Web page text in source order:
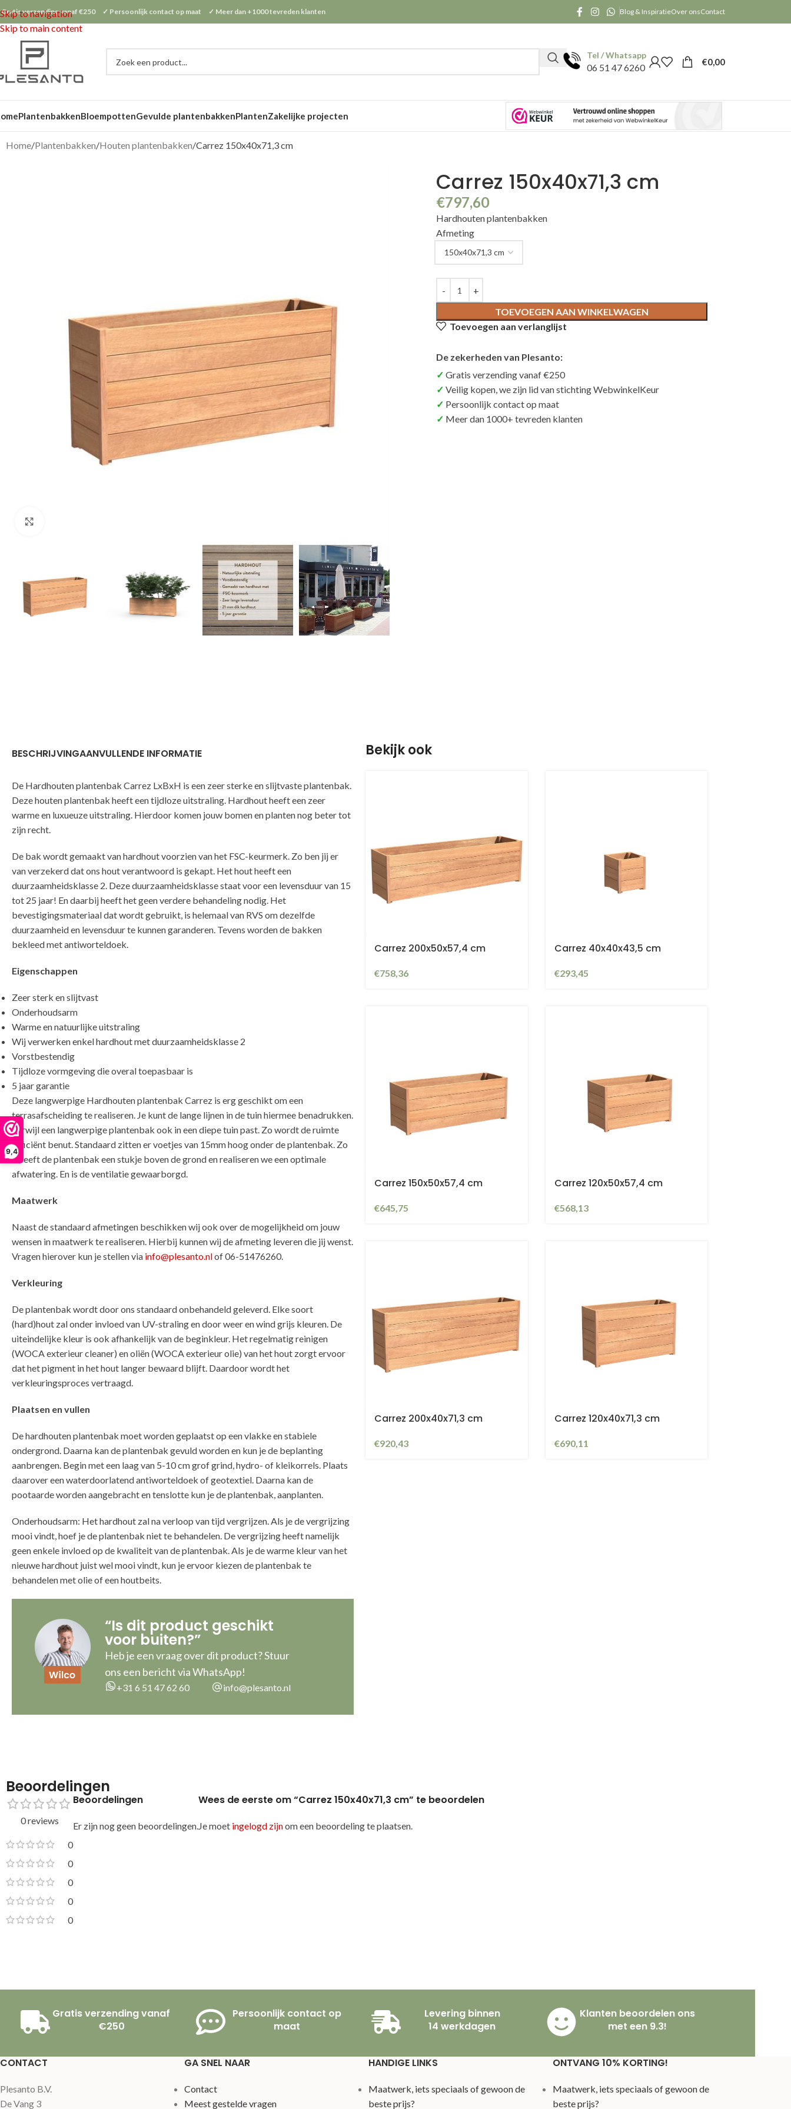
9,4
Skip to navigation
Skip to main content
verzending vanaf €250 ✓ Persoonlijk contact op maat ✓ Meer dan +1000 tevreden klanten Blog & InspiratieOver onsContact
Tel / Whatsapp
06 51 47 6260
€0,00
PlantenbakkenBloempottenGevulde plantenbakkenPlantenZakelijke projecten
Home Plantenbakken Houten plantenbakken Carrez 150x40x71,3 cm
Carrez 150x40x71,3 cm
€797,60
Hardhouten plantenbakken
Afmeting
TOEVOEGEN AAN WINKELWAGEN
Toevoegen aan verlanglijst
De zekerheden van Plesanto:
Gratis verzending vanaf €250
Veilig kopen, we zijn lid van stichting WebwinkelKeur
Persoonlijk contact op maat
Meer dan 1000+ tevreden klanten
BESCHRIJVINGAANVULLENDE INFORMATIE
De Hardhouten plantenbak Carrez LxBxH is een zeer sterke en slijtvaste plantenbak.
Deze houten plantenbak heeft een tijdloze uitstraling. Hardhout heeft een zeer
warme en luxueuze uitstraling. Hierdoor komen jouw bomen en planten nog beter tot
zijn recht.
De bak wordt gemaakt van hardhout voorzien van het FSC-keurmerk. Zo ben jij er
van verzekerd dat ons hout verantwoord is gekapt. Het hout heeft een
duurzaamheidsklasse 2. Deze duurzaamheidsklasse staat voor een levensduur van 15
tot 25 jaar! En daarbij heeft het geen verdere behandeling nodig. Het
bevestigingsmateriaal dat wordt gebruikt, is helemaal van RVS om dezelfde
duurzaamheid en levensduur te kunnen garanderen. Tevens worden de bakken
bekleed met antiworteldoek.
Eigenschappen
Zeer sterk en slijtvast
Onderhoudsarm
Warme en natuurlijke uitstraling
Wij verwerken enkel hardhout met duurzaamheidsklasse 2
Vorstbestendig
Tijdloze vormgeving die overal toepasbaar is
5 jaar garantie
Deze langwerpige Hardhouten plantenbak Carrez is erg geschikt om een
terrasafscheiding te realiseren. Je kunt de lange lijnen in de tuin hiermee benadrukken.
Terwijl een langwerpige plantenbak ook in een diepe tuin past. Zo wordt de ruimte
efficiënt benut. Standaard zitten er voetjes van 15mm hoog onder de plantenbak. Zo
zweeft de plantenbak een stukje boven de grond en realiseren we een optimale
afwatering. En is de ventilatie gewaarborgd.
Maatwerk
Naast de standaard afmetingen beschikken wij ook over de mogelijkheid om jouw
wensen in maatwerk te realiseren. Hierbij kunnen wij de afmeting leveren die jij wenst.
Vragen hierover kun je stellen via info@plesanto.nlof 06-51476260.
Verkleuring
De plantenbak wordt door ons standaard onbehandeld geleverd. Elke soort
(hard)hout zal onder invloed van UV-straling en door weer en wind grijs kleuren. De
uiteindelijke kleur is ook afhankelijk van de beginkleur. Het regelmatig reinigen
(WOCA exterieur cleaner) en oliën (WOCA exterieur olie) van het hout zorgt ervoor
dat het pigment in het hout langer bewaard blijft. Daardoor wordt het
verkleuringsproces vertraagd.
Plaatsen en vullen
De hardhouten plantenbak moet worden geplaatst op een vlakke en stabiele
ondergrond. Daarna kan de plantenbak gevuld worden en kun je de beplanting
aanbrengen. Begin met een laag van 5-10 cm grof grind, hydro- of kleikorrels. Plaats
daarover een waterdoorlatend antiworteldoek of geotextiel. Daarna kan de
pootaarde worden aangebracht en tenslotte kun je de plantenbak, aanplanten.
Onderhoudsarm: Het hardhout zal na verloop van tijd vergrijzen. Als je de vergrijzing
mooi vindt, hoef je de plantenbak niet te behandelen. De vergrijzing heeft namelijk
geen enkele invloed op de kwaliteit van de plantenbak. Als je de warme kleur van het
nieuwe hardhout juist wel mooi vindt, kun je ervoor kiezen de plantenbak te
behandelen met olie of een houtbeits.
“Is dit product geschikt
voor buiten?”
Heb je een vraag over dit product? Stuur
ons een bericht via WhatsApp!
+31 6 51 47 62 60 info@plesanto.nl
Bekijk ook
Carrez 200x50x57,4 cm
€758,36
Carrez 40x40x43,5 cm
€293,45
Carrez 150x50x57,4 cm
€645,75
Carrez 120x50x57,4 cm
€568,13
Carrez 200x40x71,3 cm
€920,43
Carrez 120x40x71,3 cm
€690,11
Beoordelingen
0 reviews
0
0
0
0
0
Beoordelingen
Er zijn nog geen beoordelingen.
Wees de eerste om “Carrez 150x40x71,3 cm” te beoordelen
Je moet ingelogd zijnom een beoordeling te plaatsen.
Gratis verzending vanaf
€250
Persoonlijk contact op
maat
Levering binnen
14 werkdagen
Klanten beoordelen ons
met een 9.3!
CONTACT
Plesanto B.V.
De Vang 3
GA SNEL NAAR
Contact
Meest gestelde vragen
HANDIGE LINKS
Maatwerk, iets speciaals of gewoon de
beste prijs?
ONTVANG 10% KORTING!
Maatwerk, iets speciaals of gewoon de
beste prijs?